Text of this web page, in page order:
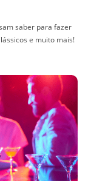
saber para fazer
e muito mais!